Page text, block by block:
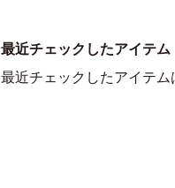
最近チェックしたアイテム
最近チェックしたアイテム